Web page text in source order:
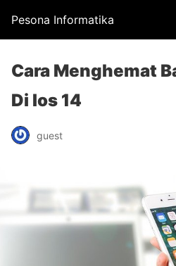
Pesona Informatika
Cara Menghemat
Di Ios 14
guest